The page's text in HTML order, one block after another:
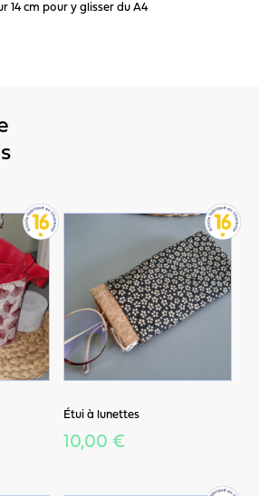
14 cm pour y glisser du A4
Étui à lunettes
10,00 €